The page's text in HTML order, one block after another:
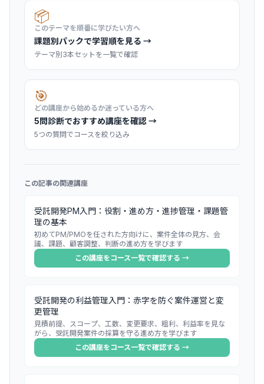
📦
このテーマを順番に学びたい方へ
課題別パックで学習順を見る →
テーマ別3本セットを一覧で確認
🎯
どの講座から始めるか迷っている方へ
5問診断でおすすめ講座を確認 →
5つの質問でコースを絞り込み
この記事の関連講座
受託開発PM入門：役割・進め方・進捗管理・課題管
理の基本
初めてPM/PMOを任された方向けに、案件全体の見方、会
議、課題、顧客調整、判断の進め方を学びます
この講座をコース一覧で確認する →
受託開発の利益管理入門：赤字を防ぐ案件運営と変
更管理
見積前提、スコープ、工数、変更要求、粗利、利益率を見な
がら、受託開発案件の採算を守る進め方を学びます
この講座をコース一覧で確認する →